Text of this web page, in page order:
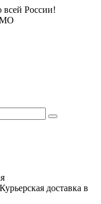
всей России!
МО
доставка в